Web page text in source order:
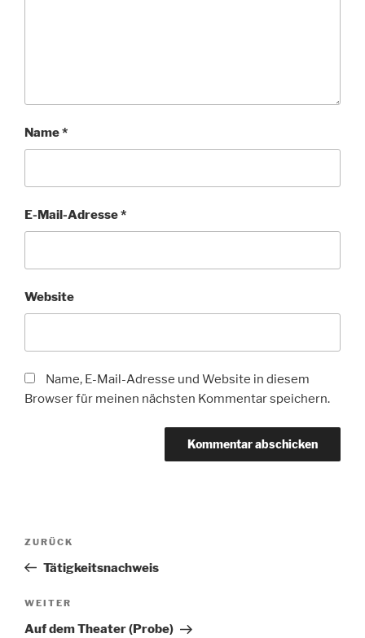
Name*
E-Mail-Adresse*
Website
Name, E-Mail-Adresse und Website in diesem
Browser für meinen nächsten Kommentar speichern.
Beitragsnavigation
Vorheriger
Beitrag
ZURÜCK
Tätigkeitsnachweis
Nächster
Beitrag
WEITER
Auf dem Theater (Probe)